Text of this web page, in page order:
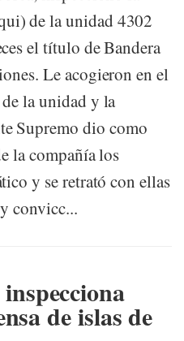
de la unidad 4302
el título de Bandera
Le acogieron en el
la unidad y la
Supremo dio como
la compañía los
y se retrató con ellas
convicc...
de islas de